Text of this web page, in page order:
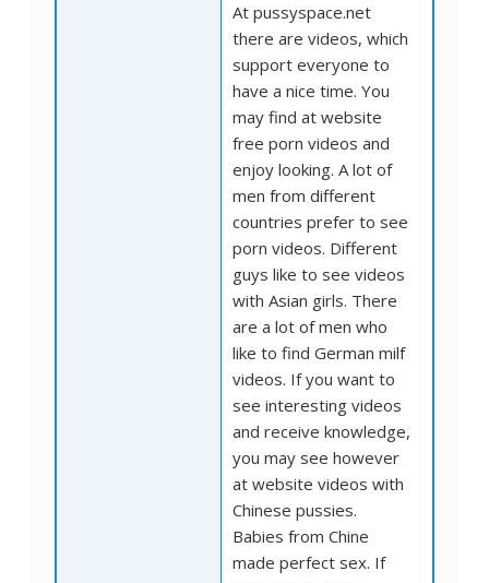
At pussyspace.net
there are videos, which
support everyone to
have a nice time. You
may find at website
free porn videos and
enjoy looking. A lot of
men from different
countries prefer to see
porn videos. Different
guys like to see videos
with Asian girls. There
are a lot of men who
like to find German milf
videos. If you want to
see interesting videos
and receive knowledge,
you may see however
at website videos with
Chinese pussies.
Babies from Chine
made perfect sex. If